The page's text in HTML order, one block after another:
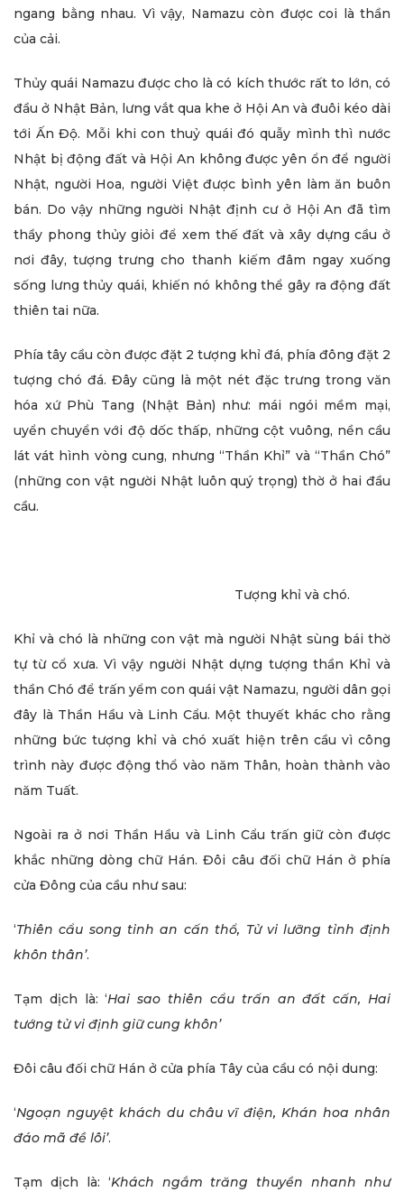
ngang bằng nhau. Vì vậy, Namazu còn được coi là thần
của cải.
Thủy quái Namazu được cho là có kích thước rất to lớn, có
đầu ở Nhật Bản, lưng vắt qua khe ở Hội An và đuôi kéo dài
tới Ấn Độ. Mỗi khi con thuỷ quái đó quẫy mình thì nước
Nhật bị động đất và Hội An không được yên ổn để người
Nhật, người Hoa, người Việt được bình yên làm ăn buôn
bán. Do vậy những người Nhật định cư ở Hội An đã tìm
thầy phong thủy giỏi để xem thế đất và xây dựng cầu ở
nơi đây, tượng trưng cho thanh kiếm đâm ngay xuống
sống lưng thủy quái, khiến nó không thể gây ra động đất
thiên tai nữa.
Phía tây cầu còn được đặt 2 tượng khỉ đá, phía đông đặt 2
tượng chó đá. Đây cũng là một nét đặc trưng trong văn
hóa xứ Phù Tang (Nhật Bản) như: mái ngói mềm mại,
uyển chuyển với độ dốc thấp, những cột vuông, nền cầu
lát vát hình vòng cung, nhưng “Thần Khỉ” và “Thần Chó”
(những con vật người Nhật luôn quý trọng) thờ ở hai đầu
cầu.
Tượng khỉ và chó.
Khỉ và chó là những con vật mà người Nhật sùng bái thờ
tự từ cổ xưa. Vì vậy người Nhật dựng tượng thần Khỉ và
thần Chó để trấn yểm con quái vật Namazu, người dân gọi
đây là Thần Hầu và Linh Cẩu. Một thuyết khác cho rằng
những bức tượng khỉ và chó xuất hiện trên cầu vì công
trình này được động thổ vào năm Thân, hoàn thành vào
năm Tuất.
Ngoài ra ở nơi Thần Hầu và Linh Cẩu trấn giữ còn được
khắc những dòng chữ Hán. Đôi câu đối chữ Hán ở phía
cửa Đông của cầu như sau:
‘Thiên cẩu song tinh an cấn thổ, Tử vi lưỡng tỉnh định
khôn thân’.
Tạm dịch là: ‘Hai sao thiên cẩu trấn an đất cấn, Hai
tướng tử vi định giữ cung khôn’
Đôi câu đối chữ Hán ở cửa phía Tây của cầu có nội dung:
‘Ngoạn nguyệt khách du châu vĩ điện, Khán hoa nhân
đáo mã đề lôi’.
Tạm dịch là: ‘Khách ngắm trăng thuyền nhanh như